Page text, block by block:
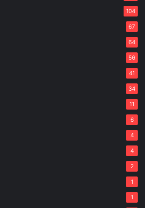
104
67
64
56
41
34
11
6
4
4
2
1
1